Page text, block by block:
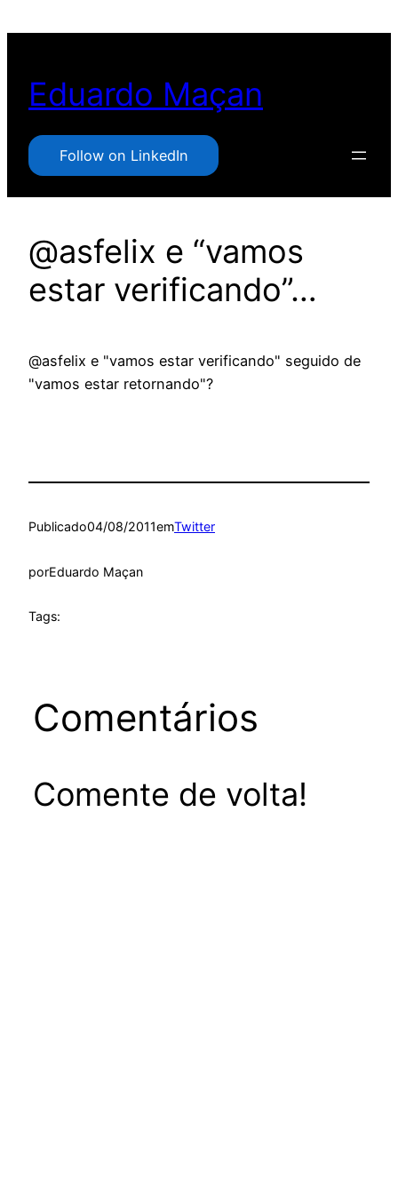
conteúdo
Eduardo Maçan
Follow on LinkedIn
@asfelix e “vamos
estar verificando”…
@asfelix e "vamos estar verificando" seguido de
"vamos estar retornando"?
Publicado04/08/2011emTwitter
porEduardo Maçan
Tags:
Comentários
Comente de volta!